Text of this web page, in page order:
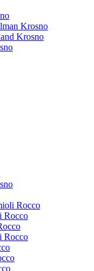
Krosno
Krosno
Rocco
Rocco
Rocco